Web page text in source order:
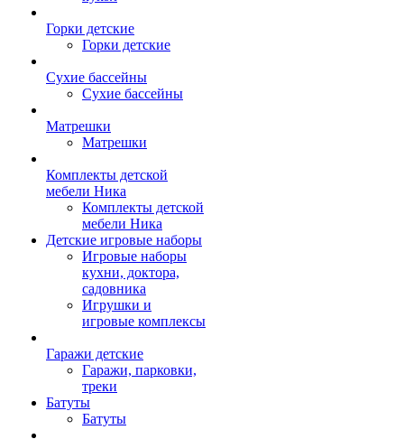
Горки детские
Горки детские
Сухие бассейны
Сухие бассейны
Матрешки
Матрешки
Комплекты детской
мебели Ника
Комплекты детской
мебели Ника
Детские игровые наборы
Игровые наборы
кухни, доктора,
садовника
Игрушки и
игровые комплексы
Гаражи детские
Гаражи, парковки,
треки
Батуты
Батуты